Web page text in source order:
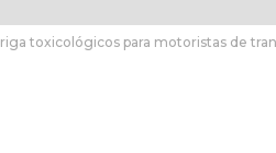
toxicológicos para motoristas de